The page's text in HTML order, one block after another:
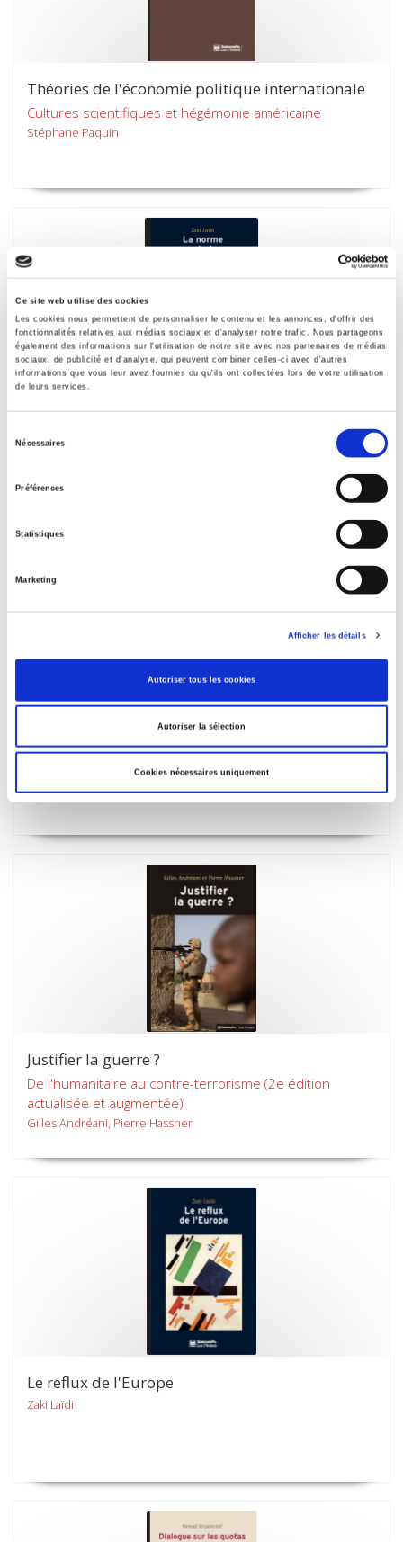
Ce site web utilise des cookies
Les cookies nous permettent de personnaliser le contenu et les annonces, d'offrir des
fonctionnalités relatives aux médias sociaux et d'analyser notre trafic. Nous partageons
également des informations sur l'utilisation de notre site avec nos partenaires de médias
sociaux, de publicité et d'analyse, qui peuvent combiner celles-ci avec d'autres
informations que vous leur avez fournies ou qu'ils ont collectées lors de votre utilisation
de leurs services.
Nécessaires
Préférences
Statistiques
Marketing
Afficher les détails
Autoriser tous les cookies
Autoriser la sélection
Cookies nécessaires uniquement
Théories de l'économie politique internationale
Cultures scientifiques et hégémonie américaine
Stéphane Paquin
La norme sans la force
L'énigme de la puissance européenne
Dictionnaire genre & science politique
Concepts, objets, problèmes
Catherine Achin, Laure Bereni
Justifier la guerre ?
De l'humanitaire au contre-terrorisme (2e édition
actualisée et augmentée)
Gilles Andréani, Pierre Hassner
Le reflux de l'Europe
Zaki Laïdi